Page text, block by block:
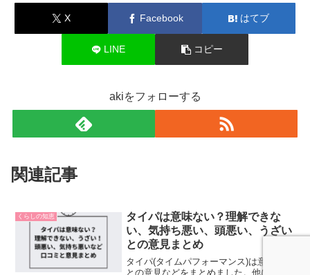
X Facebook はてブ
LINE コピー
akiをフォローする
関連記事
くらしの知恵
タイパは意味ない？理解できな
い、気持ち悪い、頭悪い、うざい
との意見まとめ
タイパ(タイムパフォーマンス)は意味ない
との意見などをまとめました。他にもタ